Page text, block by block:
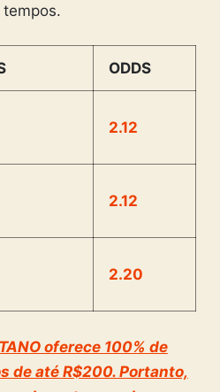
ODDS
2.12
2.12
2.20
oferece 100% de
de até R$200. Portanto,